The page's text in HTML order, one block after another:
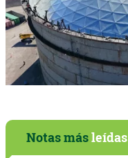
Notas másleídas